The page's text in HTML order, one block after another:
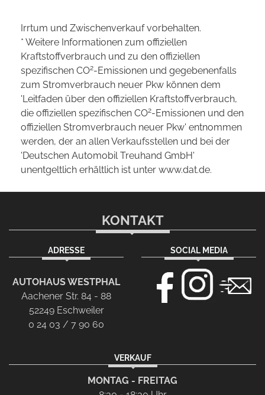
Irrtum und Zwischenverkauf vorbehalten.
* Weitere Informationen zum offiziellen
Kraftstoffverbrauch und zu den offiziellen
spezifischen CO2-Emissionen und gegebenenfalls
zum Stromverbrauch neuer Pkw können dem
'Leitfaden über den offiziellen Kraftstoffverbrauch,
die offiziellen spezifischen CO2-Emissionen und den
offiziellen Stromverbrauch neuer Pkw' entnommen
werden, der an allen Verkaufsstellen und bei der
'Deutschen Automobil Treuhand GmbH'
unentgeltlich erhältlich ist unter www.dat.de.
KONTAKT
ADRESSE
AUTOHAUS WESTPHAL
Aachener Str. 84 - 88
52249 Eschweiler
0 24 03 / 7 90 60
SOCIAL MEDIA
VERKAUF
MONTAG - FREITAG